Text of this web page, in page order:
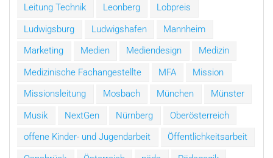
Leitung Technik
Leonberg
Lobpreis
Ludwigsburg
Ludwigshafen
Mannheim
Marketing
Medien Mediendesign
Medizin
Medizinische Fachangestellte
MFA
Mission
Missionsleitung
Mosbach München
Münster
Musik
NextGen Nürnberg
Oberösterreich
offene Kinder- und Jugendarbeit
Öffentlichkeitsarbeit